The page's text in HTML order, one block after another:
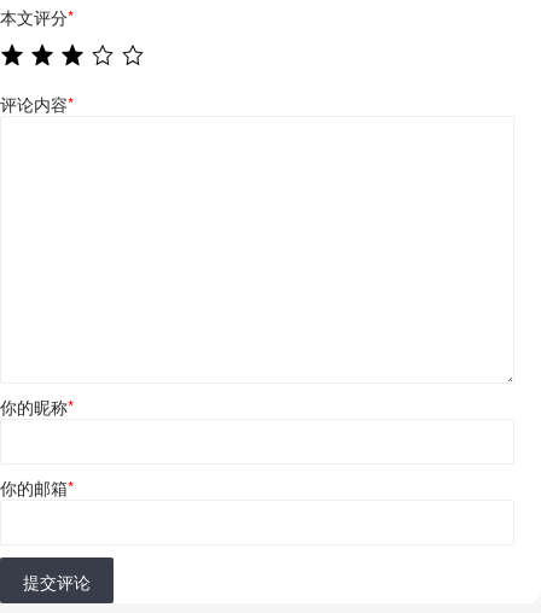
本文评分*
评论内容*
你的昵称*
你的邮箱*
提交评论